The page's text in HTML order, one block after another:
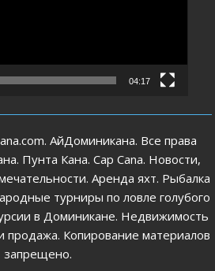
04:17
АйДоминикана. Все права
Пунта Кана. Cap Cana. Новости,
Аренда яхт. Рыбалка
турниры по ловле голубого
в Доминикане. Недвижимость
продажа. Копирование материалов
запрещено.